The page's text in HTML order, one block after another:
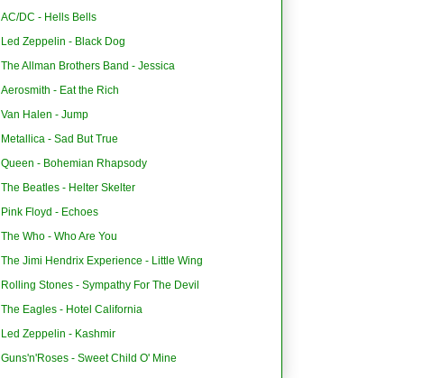
AC/DC - Hells Bells
Led Zeppelin - Black Dog
The Allman Brothers Band - Jessica
Aerosmith - Eat the Rich
Van Halen - Jump
Metallica - Sad But True
Queen - Bohemian Rhapsody
The Beatles - Helter Skelter
Pink Floyd - Echoes
The Who - Who Are You
The Jimi Hendrix Experience - Little Wing
Rolling Stones - Sympathy For The Devil
The Eagles - Hotel California
Led Zeppelin - Kashmir
Guns'n'Roses - Sweet Child O' Mine